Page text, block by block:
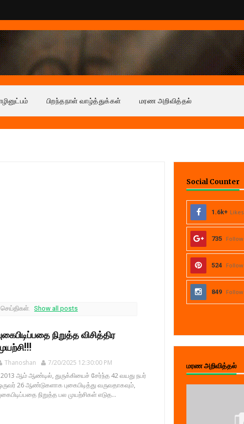
பிறந்தநாள் வாழ்த்துக்கள் மரண அறிவித்தல்
. Show all posts
நிறுத்த விசித்திர
Thanoshan 7/20/2025 12:30:00 PM
2013 ஆம் ஆண்டில், துருக்கியைச் சேர்ந்த 42 வயது நபர்
26 ஆண்டுகளாக புகைபிடித்து வருவதாகவும்,
நிறுத்த பல முயற்சிகள் எடுத...
Social Counter
1.6k+ Likes
735 Follow
524 Follow
849 Follow
மரண அறிவித்தல்